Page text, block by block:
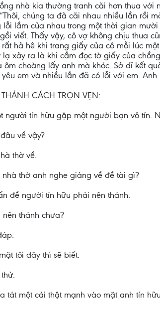
nhà kia thường tranh cãi hơn thua với
chúng ta đã cãi nhau nhiều lần rồi
lỗi lầm của nhau trong một thời gian
viết. Thấy vậy, cô vợ không chịu thua
hả hê khi trang giấy của cô mỗi lúc
lạ xảy ra là khi cầm đọc tờ giấy của
ôm choàng lấy anh mà khóc. Sở dĩ kết
yêu em và nhiều lần đã có lỗi với em.
CÁCH TRỌN VẸN:
người tín hữu gặp một người bạn vô tín.
về vậy?
thờ về.
nhà thờ anh nghe giảng về đề tài gì?
đề người tín hữu phải nên thánh.
thánh chưa?
tôi đây thì sẽ biết.
tát một cái thật mạnh vào mặt anh tín